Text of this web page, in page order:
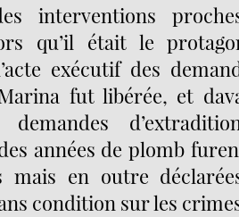
interventions
qu’il était le
exécutif des
fut libérée, et
demandes
années de plomb
mais en outre
condition sur les